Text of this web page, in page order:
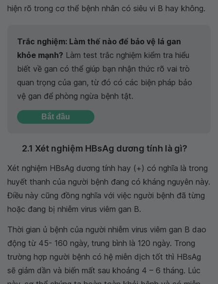
hiện rõ trong cơ thể bệnh nhân có siêu vi B hay không.
Trắc nghiệm: Làm thế nào để bảo vệ lá gan
khỏe mạnh? Làm test trắc nghiệm kiểm tra hiểu
biết về gan có thể giúp bạn nhận thức rõ vai trò
quan trọng của gan, từ đó có các biện pháp bảo
vệ gan để phòng ngừa bệnh tật.
Bắt đầu
2.1 Xét nghiệm HBsAg dương tính là gì?
Xét nghiệm HBsAg dương tính hay (+) có nghĩa là trong
huyết thanh của người bệnh đang có kháng nguyên này.
Điều này cũng đồng nghĩa với việc người bệnh đã từng
hoặc đang bị nhiễm virus viêm gan B.
Thời gian ủ bệnh của người nhiễm virus viêm gan B dao
động từ 45- 160 ngày, trung bình là 120 ngày. Trong
trường hợp người bệnh có hệ miễn dịch tốt thì HBsAg
sẽ giảm dần và biến mất sau khoảng 4 – 6 tháng. Lúc